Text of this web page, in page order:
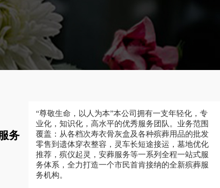
务
“尊敬生命，以人为本”本公司拥有一支年轻化，专
业化，知识化，高水平的优秀服务团队。业务范围
覆盖：从各档次寿衣骨灰盒及各种殡葬用品的批发
零售到遗体穿衣整容，灵车长短途接运，墓地优化
推荐，殡仪起灵，安葬服务等一系列全程一站式服
务体系，全力打造一个市民首肯接纳的全新殡葬服
务机构。